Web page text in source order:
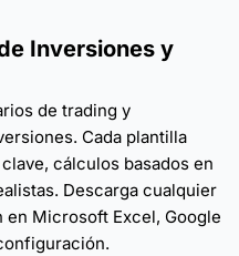
Inversiones y
de trading y
Cada plantilla
cálculos basados en
Descarga cualquier
Microsoft Excel, Google